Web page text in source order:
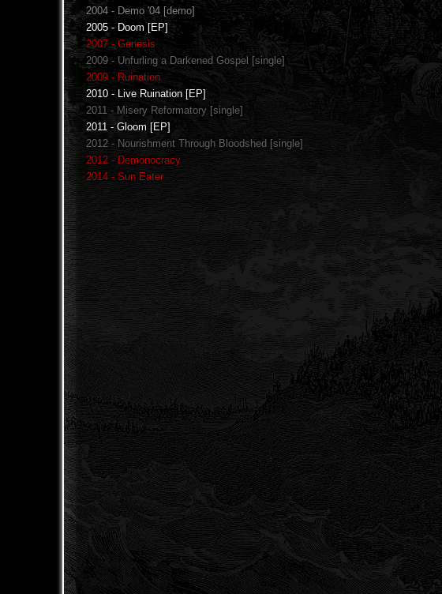
2004 - Demo '04 [demo]
2005 - Doom [EP]
2007 - Genesis
2009 - Unfurling a Darkened Gospel [single]
2009 - Ruination
2010 - Live Ruination [EP]
2011 - Misery Reformatory [single]
2011 - Gloom [EP]
2012 - Nourishment Through Bloodshed [single]
2012 - Demonocracy
2014 - Sun Eater